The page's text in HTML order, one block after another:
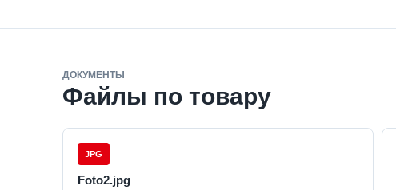
ДОКУМЕНТЫ
Файлы по товару
JPG
Foto2.jpg